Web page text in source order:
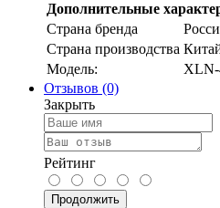
Дополнительные
Страна бренда
Страна производства
Модель:
XLN-
Отзывов (0)
Закрыть
Рейтинг
Продолжить